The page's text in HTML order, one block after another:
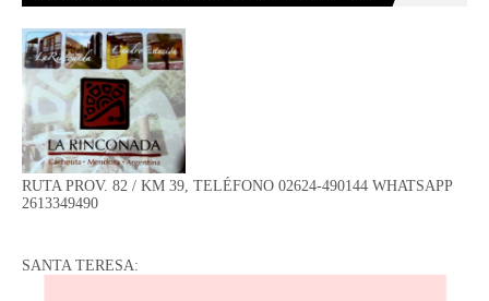
RUTA PROV. 82 / KM 39, TELÉFONO 02624-490144 WHATSAPP
2613349490
SANTA TERESA: